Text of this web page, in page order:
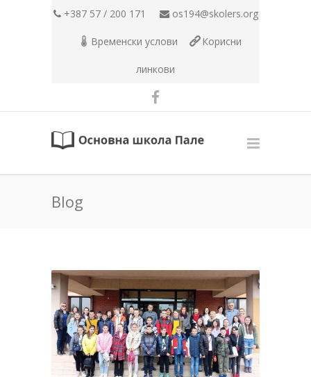
+387 57 / 200 171 os194@skolers.org
Временски услови Корисни
линкови
Blog